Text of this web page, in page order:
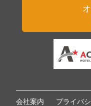
会社案内 プライバ